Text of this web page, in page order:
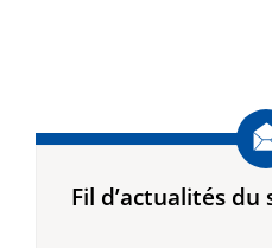
Fil d’actualités du